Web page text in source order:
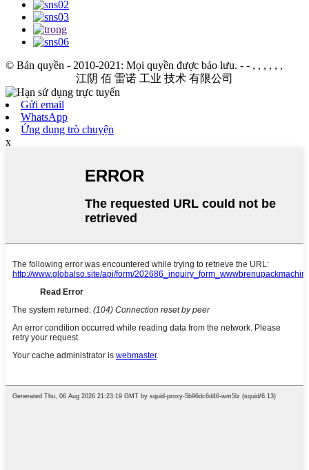
© Bản quyền - 2010-2021: Mọi quyền được bảo lưu. - - , , , , , ,
江阴 佰 雷诺 工业 技术 有限公司
Gửi email
WhatsApp
Ứng dụng trò chuyện
x